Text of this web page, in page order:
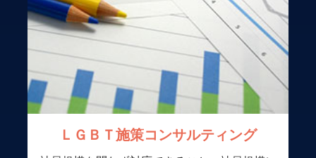
ＬＧＢＴ施策コンサルティング